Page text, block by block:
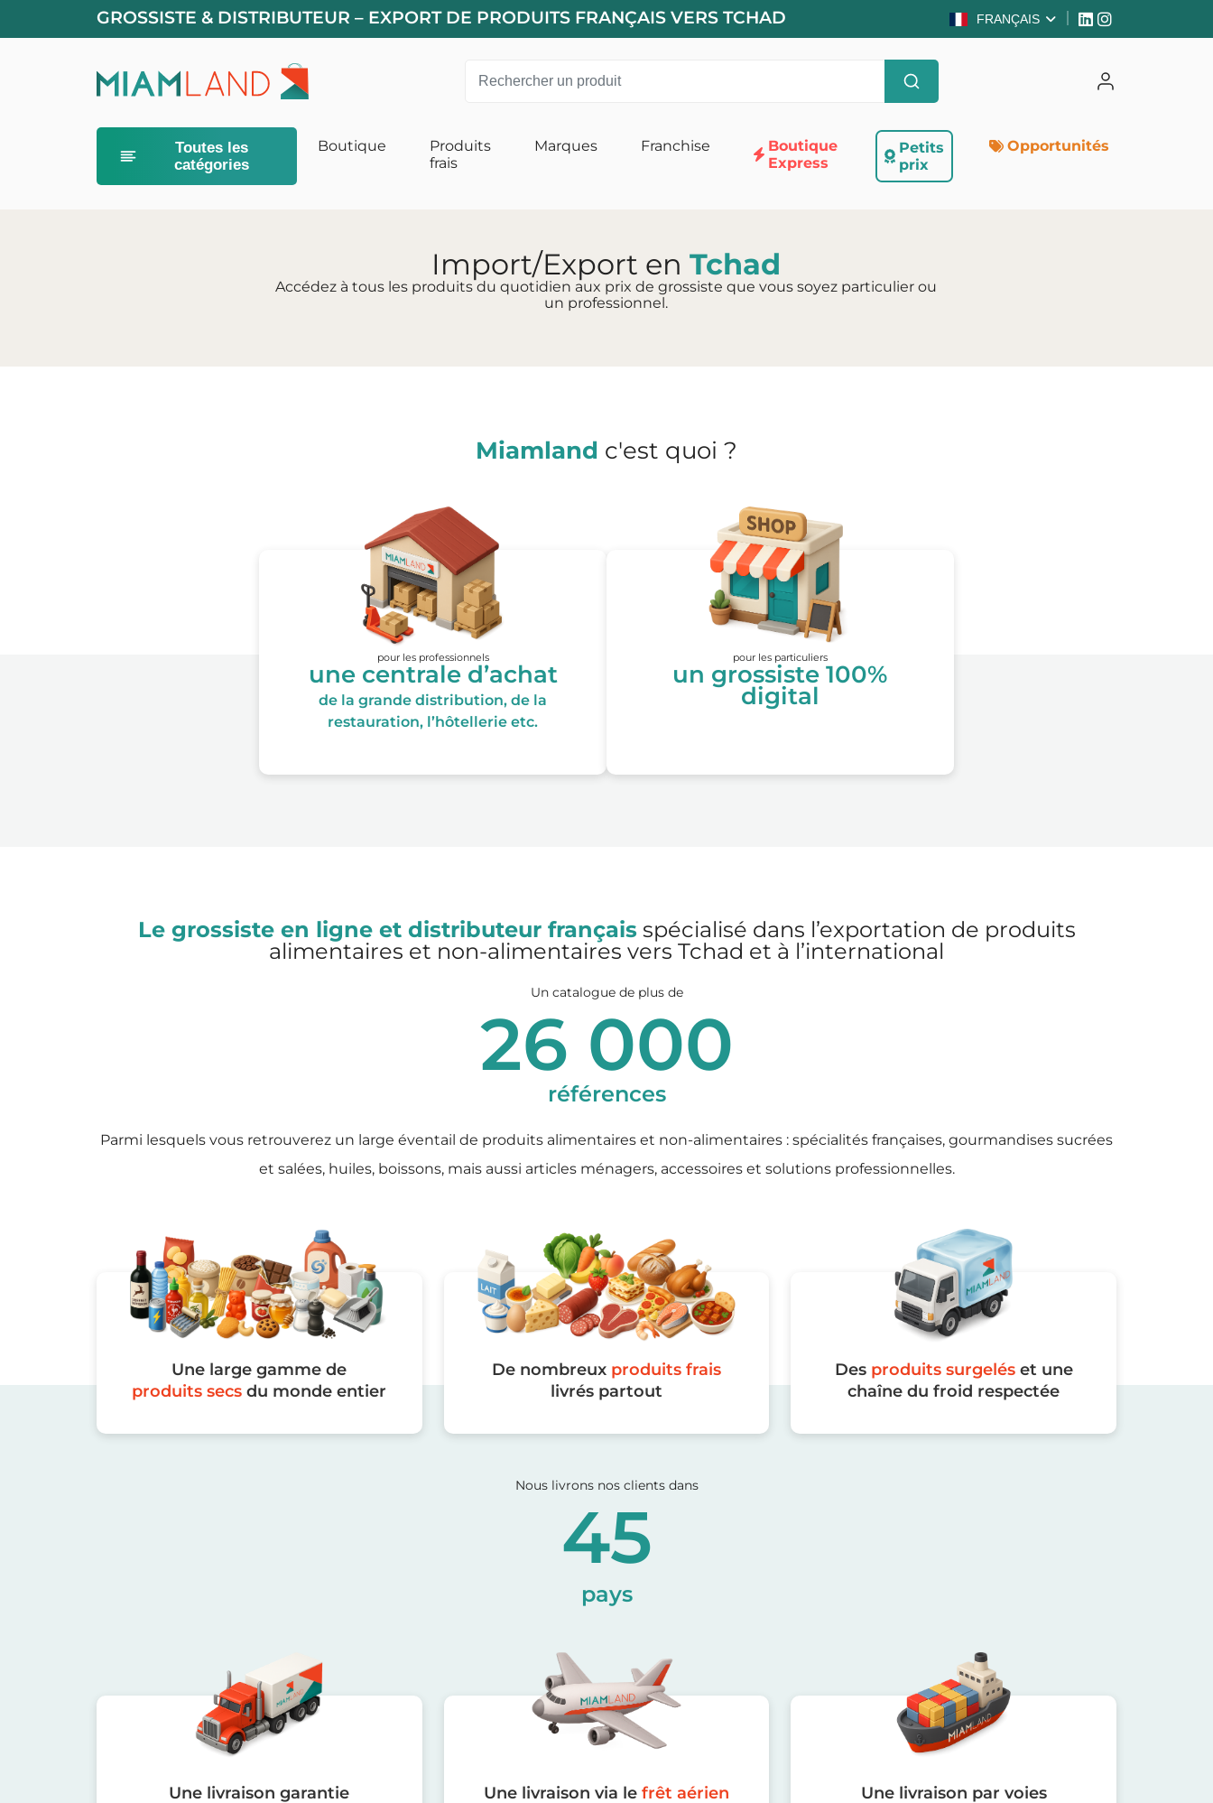
GROSSISTE & DISTRIBUTEUR – EXPORT DE PRODUITS FRANÇAIS VERS TCHAD FRANÇAIS
Toutes les
catégories
Accessoires
Boutique
Produits
frais
Marques Franchise
Boutique
Express
Petits
prix
Opportunités
Import/Export enTchad
Accédez à tous les produits du quotidien aux prix de grossiste que vous soyez particulier ou
un professionnel.
Miamland c'est quoi ?
pour les professionnels
une centrale d’achat
de la grande distribution, de la
restauration, l’hôtellerie etc.
pour les particuliers
un grossiste 100%
digital
Le grossiste en ligne et distributeur français spécialisé dans l’exportation de produits
alimentaires et non-alimentaires vers Tchad et à l’international
Un catalogue de plus de
26 000
références
Parmi lesquels vous retrouverez un large éventail de produits alimentaires et non-alimentaires : spécialités françaises, gourmandises sucrées
et salées, huiles, boissons, mais aussi articles ménagers, accessoires et solutions professionnelles.
Une large gamme de
produits secs du monde entier
De nombreux produits frais
livrés partout
Des produits surgeléset une
chaîne du froid respectée
Nous livrons nos clients dans
45
pays
Une livraison garantie
Une livraison via le frêt aérien
Une livraison par voies